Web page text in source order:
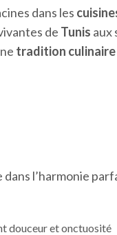
dans les
de Tunis aux
tradition culinaire
l’harmonie
douceur et onctuosité